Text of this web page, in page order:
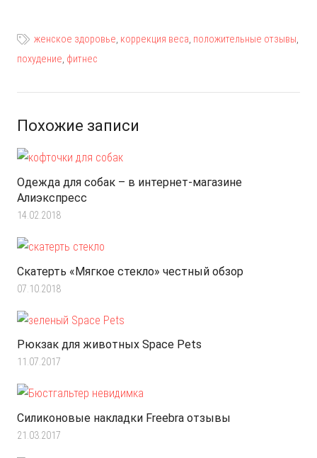
женское здоровье, коррекция веса, положительные отзывы,
похудение, фитнес
Похожие записи
Одежда для собак – в интернет-магазине
Алиэкспресс
14.02.2018
Скатерть «Мягкое стекло» честный обзор
07.10.2018
Рюкзак для животных Space Pets
11.07.2017
Силиконовые накладки Freebra отзывы
21.03.2017